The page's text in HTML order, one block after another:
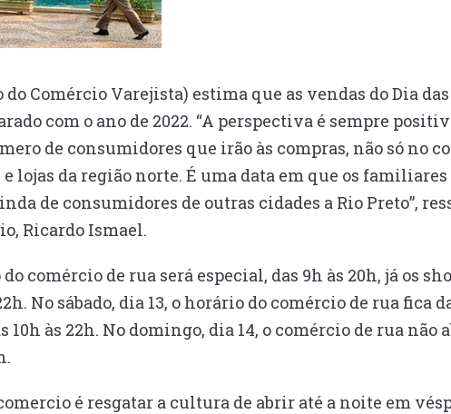
Comércio Varejista) estima que as vendas do Dia das
com o ano de 2022. “A perspectiva é sempre
de consumidores que irão às compras, não só no
lojas da região norte. É uma data em que os
de consumidores de outras cidades a Rio Preto”,
Ricardo Ismael.
comércio de rua será especial, das 9h às 20h, já os
No sábado, dia 13, o horário do comércio de rua fica
às 22h. No domingo, dia 14, o comércio de rua não
é resgatar a cultura de abrir até a noite em